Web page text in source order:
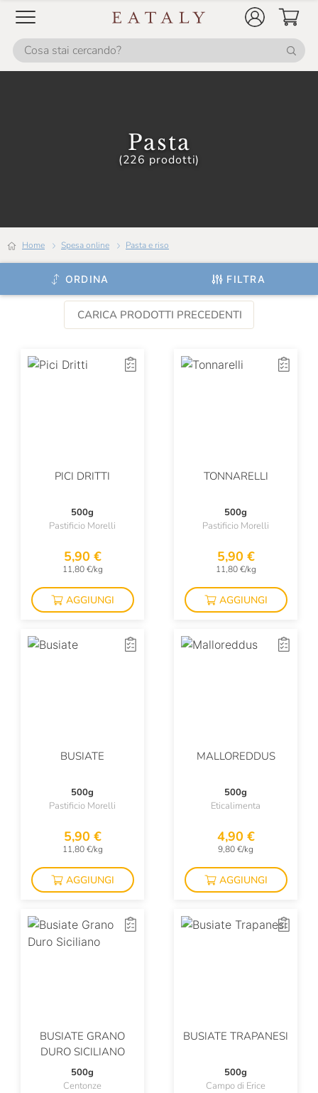
Pasta
(226 prodotti)
Home Spesa online Pasta e riso
ORDINA FILTRA
CARICA PRODOTTI PRECEDENTI
PICI DRITTI
500g
Pastificio Morelli
5,90 €
11,80 €/kg
AGGIUNGI
TONNARELLI
500g
Pastificio Morelli
5,90 €
11,80 €/kg
AGGIUNGI
BUSIATE
500g
Pastificio Morelli
5,90 €
11,80 €/kg
AGGIUNGI
MALLOREDDUS
500g
Eticalimenta
4,90 €
9,80 €/kg
AGGIUNGI
BUSIATE GRANO
DURO SICILIANO
500g
Centonze
BUSIATE TRAPANESI
500g
Campo di Erice